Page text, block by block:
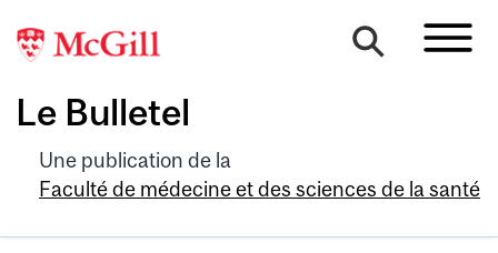
Le Bulletel
Une publication de la
Faculté de médecine et des sciences de la santé